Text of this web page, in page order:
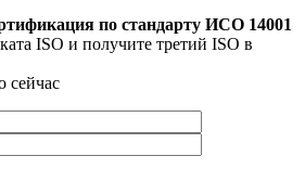
по стандарту ИСО 14001
ISO и получите третий ISO в
сейчас